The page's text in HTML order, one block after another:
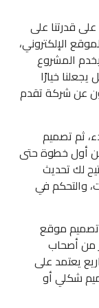
قدرتنا على
الإلكتروني،
المشروع
خيارًا
عن شركة تقدم
ثم تصميم
أول خطوة حتى
لك تحديث
والتحكم في
موقع
أصحاب
يعتمد على
شكلي أو